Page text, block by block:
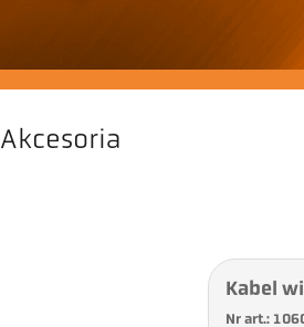
Akcesoria
Kabel
Nr art.: